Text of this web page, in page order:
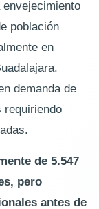
población
en
demanda de
requiriendo
de 5.547
pero
antes de